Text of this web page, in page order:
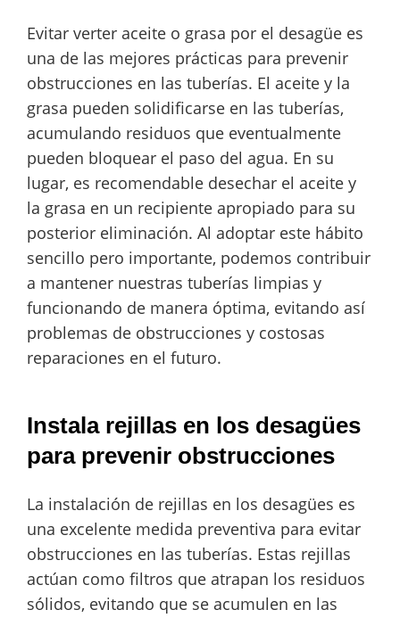
Evitar verter aceite o grasa por el desagüe es
una de las mejores prácticas para prevenir
obstrucciones en las tuberías. El aceite y la
grasa pueden solidificarse en las tuberías,
acumulando residuos que eventualmente
pueden bloquear el paso del agua. En su
lugar, es recomendable desechar el aceite y
la grasa en un recipiente apropiado para su
posterior eliminación. Al adoptar este hábito
sencillo pero importante, podemos contribuir
a mantener nuestras tuberías limpias y
funcionando de manera óptima, evitando así
problemas de obstrucciones y costosas
reparaciones en el futuro.
Instala rejillas en los desagües
para prevenir obstrucciones
La instalación de rejillas en los desagües es
una excelente medida preventiva para evitar
obstrucciones en las tuberías. Estas rejillas
actúan como filtros que atrapan los residuos
sólidos, evitando que se acumulen en las